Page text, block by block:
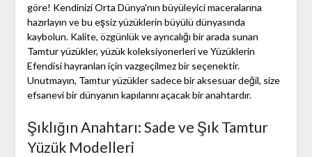
göre! Kendinizi Orta Dünya'nın büyüleyici maceralarına
hazırlayın ve bu eşsiz yüzüklerin büyülü dünyasında
kaybolun. Kalite, özgünlük ve ayrıcalığı bir arada sunan
Tamtur yüzükler, yüzük koleksiyonerleri ve Yüzüklerin
Efendisi hayranları için vazgeçilmez bir seçenektir.
Unutmayın, Tamtur yüzükler sadece bir aksesuar değil, size
efsanevi bir dünyanın kapılarını açacak bir anahtardır.
Şıklığın Anahtarı: Sade ve Şık Tamtur
Yüzük Modelleri